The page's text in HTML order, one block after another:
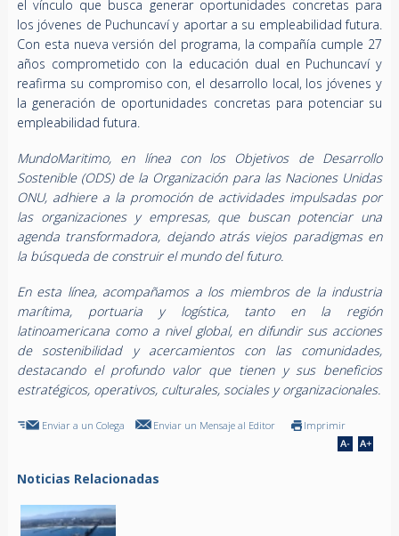
el vínculo que busca generar oportunidades concretas para
los jóvenes de Puchuncaví y aportar a su empleabilidad futura.
Con esta nueva versión del programa, la compañía cumple 27
años comprometido con la educación dual en Puchuncaví y
reafirma su compromiso con, el desarrollo local, los jóvenes y
la generación de oportunidades concretas para potenciar su
empleabilidad futura.
MundoMaritimo, en línea con los Objetivos de Desarrollo
Sostenible (ODS) de la Organización para las Naciones Unidas
ONU, adhiere a la promoción de actividades impulsadas por
las organizaciones y empresas, que buscan potenciar una
agenda transformadora, dejando atrás viejos paradigmas en
la búsqueda de construir el mundo del futuro.
En esta línea, acompañamos a los miembros de la industria
marítima, portuaria y logística, tanto en la región
latinoamericana como a nivel global, en difundir sus acciones
de sostenibilidad y acercamientos con las comunidades,
destacando el profundo valor que tienen y sus beneficios
estratégicos, operativos, culturales, sociales y organizacionales.
Enviar a un Colega Enviar un Mensaje al Editor Imprimir
Noticias Relacionadas